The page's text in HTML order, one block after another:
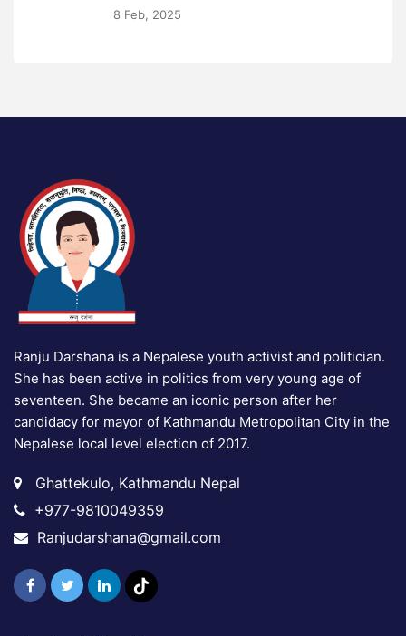
8 Feb, 2025
Ranju Darshana is a Nepalese youth activist and politician.
She has been active in politics from very young age of
seventeen. She became an iconic person after her
candidacy for mayor of Kathmandu Metropolitan City in the
Nepalese local level election of 2017.
Ghattekulo, Kathmandu Nepal
+977-9810049359
Ranjudarshana@gmail.com